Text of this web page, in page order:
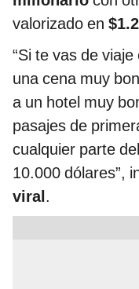
valorizado en
“Si te vas de
una cena muy
a un hotel muy
pasajes de
cualquier parte
10.000 dólares”,
viral.